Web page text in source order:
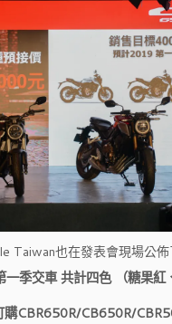
Taiwan也在發表會現場公佈
季交車 共計四色 （糖果紅
CBR650R/CB650R/